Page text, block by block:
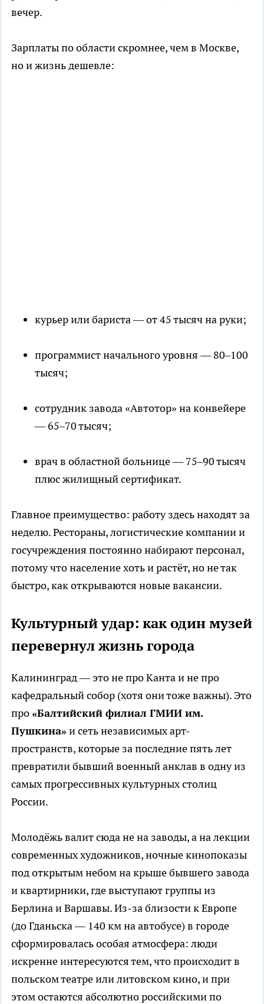
вечер.
Зарплаты по области скромнее, чем в Москве,
но и жизнь дешевле:
курьер или бариста — от 45 тысяч на руки;
программист начального уровня — 80–100
тысяч;
сотрудник завода «Автотор» на конвейере
— 65–70 тысяч;
врач в областной больнице — 75–90 тысяч
плюс жилищный сертификат.
Главное преимущество: работу здесь находят за
неделю. Рестораны, логистические компании и
госучреждения постоянно набирают персонал,
потому что население хоть и растёт, но не так
быстро, как открываются новые вакансии.
Культурный удар: как один музей
перевернул жизнь города
Калининград — это не про Канта и не про
кафедральный собор (хотя они тоже важны). Это
про «Балтийский филиал ГМИИ им.
Пушкина» и сеть независимых арт-
пространств, которые за последние пять лет
превратили бывший военный анклав в одну из
самых прогрессивных культурных столиц
России.
Молодёжь валит сюда не на заводы, а на лекции
современных художников, ночные кинопоказы
под открытым небом на крыше бывшего завода
и квартирники, где выступают группы из
Берлина и Варшавы. Из-за близости к Европе
(до Гданьска — 140 км на автобусе) в городе
сформировалась особая атмосфера: люди
искренне интересуются тем, что происходит в
польском театре или литовском кино, и при
этом остаются абсолютно российскими по